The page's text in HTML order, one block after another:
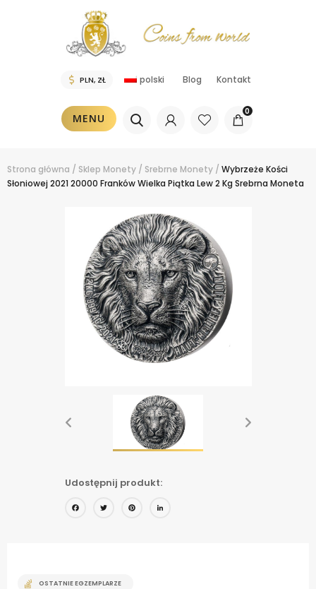
polski Blog Kontakt
MENU
0
Strona główna / Sklep Monety / Srebrne Monety / Wybrzeże Kości
Słoniowej 2021 20000 Franków Wielka Piątka Lew 2 Kg Srebrna Moneta
Udostępnij produkt:
Facebook
TwitterPinterest
OSTATNIE EGZEMPLARZE